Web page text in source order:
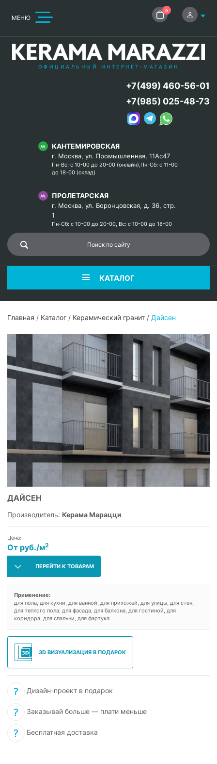
МЕНЮ
0
ОФИЦИАЛЬНЫЙ ИНТЕРНЕТ-МАГАЗИН
КАНТЕМИРОВСКАЯ
г. Москва, ул. Промышленная, 11Ас47
Пн-Вс: с 10-00 до 20-00 (онлайн),Пн-Сб: с 11-00
до 18-00 (склад)
ПРОЛЕТАРСКАЯ
г. Москва, ул. Воронцовская, д. 36, стр.
1
Пн-Сб: с 10-00 до 20-00, Вс: с 10-00 до 18-00
+7(499) 460-56-01
+7(985) 025-48-73
КАТАЛОГ
Главная / Каталог / Керамический гранит / Дайсен
ДАЙСЕН
Производитель: Керама Марацци
Цена:
От руб./м2
ПЕРЕЙТИ К ТОВАРАМ
Применение:
для пола, для кухни, для ванной, для прихожей, для улицы, для стен,
для теплого пола, для фасада, для балкона, для гостиной, для
коридора, для спальни, для фартука
3D ВИЗУАЛИЗАЦИЯ В ПОДАРОК
Дизайн-проект в подарок
Заказывай больше — плати меньше
Бесплатная доставка